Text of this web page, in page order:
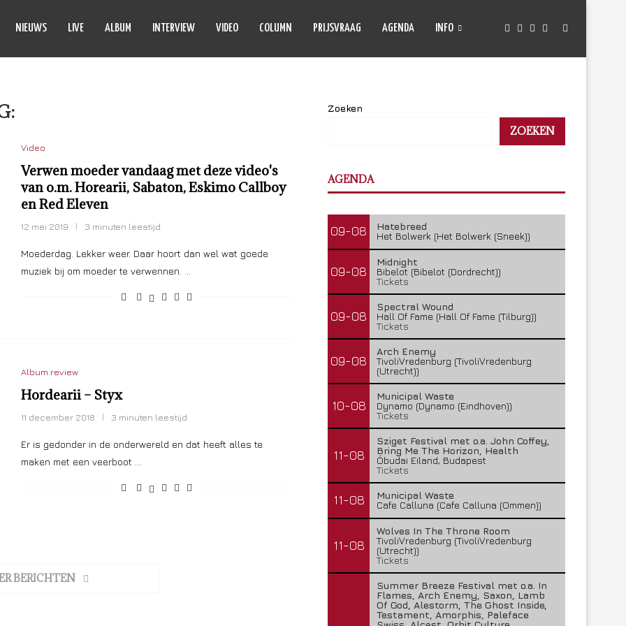
NIEUWS LIVE ALBUM INTERVIEW VIDEO COLUMN PRIJSVRAAG AGENDA INFO
Video
Verwen moeder vandaag met deze video's
van o.m. Horearii, Sabaton, Eskimo Callboy
en Red Eleven
12 mei 2019 3 minuten leestijd
Moederdag. Lekker weer. Daar hoort dan wel wat goede
muziek bij om moeder te verwennen. …
Album review
Hordearii – Styx
11 december 2018 3 minuten leestijd
Er is gedonder in de onderwereld en dat heeft alles te
maken met een veerboot …
BERICHTEN
Zoeken
ZOEKEN
AGENDA
09-08
Hatebreed
Het Bolwerk (Het Bolwerk (Sneek))
09-08
Midnight
Bibelot (Bibelot (Dordrecht))
Tickets
09-08
Spectral Wound
Hall Of Fame (Hall Of Fame (Tilburg))
Tickets
09-08
Arch Enemy
TivoliVredenburg (TivoliVredenburg
(Utrecht))
10-08
Municipal Waste
Dynamo (Dynamo (Eindhoven))
Tickets
11-08
Sziget Festival met o.a. John Coffey,
Bring Me The Horizon, Health
Óbudai Eiland, Budapest
Tickets
11-08
Municipal Waste
Cafe Calluna (Cafe Calluna (Ommen))
11-08
Wolves In The Throne Room
TivoliVredenburg (TivoliVredenburg
(Utrecht))
Tickets
Summer Breeze Festival met o.a. In
Flames, Arch Enemy, Saxon, Lamb
Of God, Alestorm, The Ghost Inside,
Testament, Amorphis, Paleface